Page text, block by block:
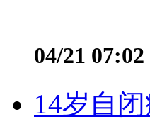
04/21 07:02
14岁自